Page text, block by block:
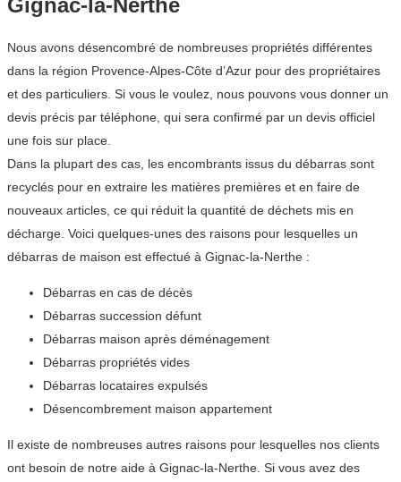
Nous avons désencombré de nombreuses propriétés différentes
dans la région Provence-Alpes-Côte d’Azur pour des propriétaires
et des particuliers. Si vous le voulez, nous pouvons vous donner un
devis précis par téléphone, qui sera confirmé par un devis officiel
une fois sur place.
Dans la plupart des cas, les encombrants issus du débarras sont
recyclés pour en extraire les matières premières et en faire de
nouveaux articles, ce qui réduit la quantité de déchets mis en
décharge. Voici quelques-unes des raisons pour lesquelles un
débarras de maison est effectué à Gignac-la-Nerthe :
Débarras en cas de décès
Débarras succession défunt
Débarras maison après déménagement
Débarras propriétés vides
Débarras locataires expulsés
Désencombrement maison appartement
Il existe de nombreuses autres raisons pour lesquelles nos clients
ont besoin de notre aide à Gignac-la-Nerthe. Si vous avez des